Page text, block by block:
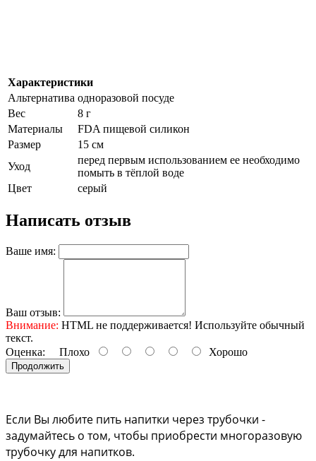
Характеристики
Альтернатива одноразовой посуде
Вес
8 г
Материалы
FDA пищевой силикон
Размер
15 см
Уход
перед первым использованием ее необходимо
помыть в тёплой воде
Цвет
серый
Написать отзыв
Ваше имя:
Ваш отзыв:
Внимание: HTML не поддерживается! Используйте обычный
текст.
Оценка: Плохо Хорошо
Продолжить
Если Вы любите пить напитки через трубочки -
задумайтесь о том, чтобы приобрести многоразовую
трубочку для напитков.